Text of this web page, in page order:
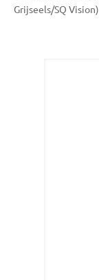
Grijseels/SQ Vision).